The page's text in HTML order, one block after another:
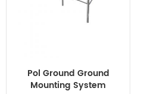
Pol Ground Ground
Mounting System